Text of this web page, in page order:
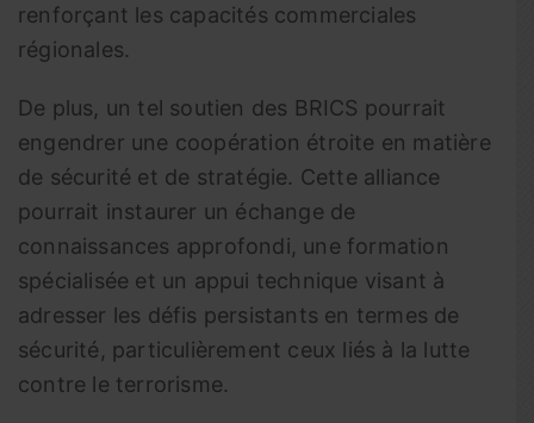
renforçant les capacités commerciales
régionales.
De plus, un tel soutien des BRICS pourrait
engendrer une coopération étroite en matière
de sécurité et de stratégie. Cette alliance
pourrait instaurer un échange de
connaissances approfondi, une formation
spécialisée et un appui technique visant à
adresser les défis persistants en termes de
sécurité, particulièrement ceux liés à la lutte
contre le terrorisme.